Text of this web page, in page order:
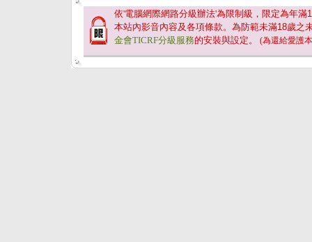
依'電腦網際網路分級辦法'為限制級，限定為年滿
本站內影音內容及各項條款。為防範未滿18歲之
金會TICRF分級服務的安裝與設定。 (為還給愛護